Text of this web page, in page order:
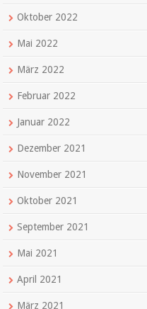
Oktober 2022
Mai 2022
März 2022
Februar 2022
Januar 2022
Dezember 2021
November 2021
Oktober 2021
September 2021
Mai 2021
April 2021
März 2021